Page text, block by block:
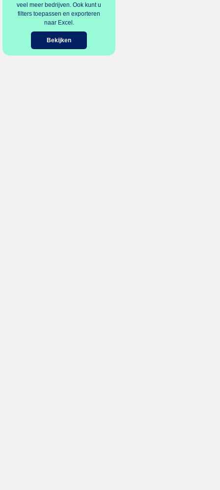
veel meer bedrijven. Ook kunt u
filters toepassen en exporteren
naar Excel.
Bekijken